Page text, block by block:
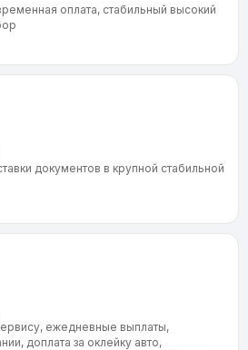
оплата, стабильный высокий
документов в крупной стабильной
ежедневные выплаты,
доплата за оклейку авто,